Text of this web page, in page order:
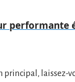
performante
principal, laissez-